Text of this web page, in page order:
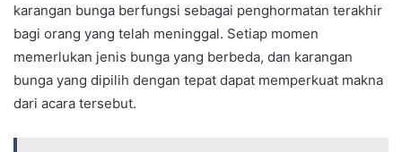
karangan bunga berfungsi sebagai penghormatan terakhir
bagi orang yang telah meninggal. Setiap momen
memerlukan jenis bunga yang berbeda, dan karangan
bunga yang dipilih dengan tepat dapat memperkuat makna
dari acara tersebut.